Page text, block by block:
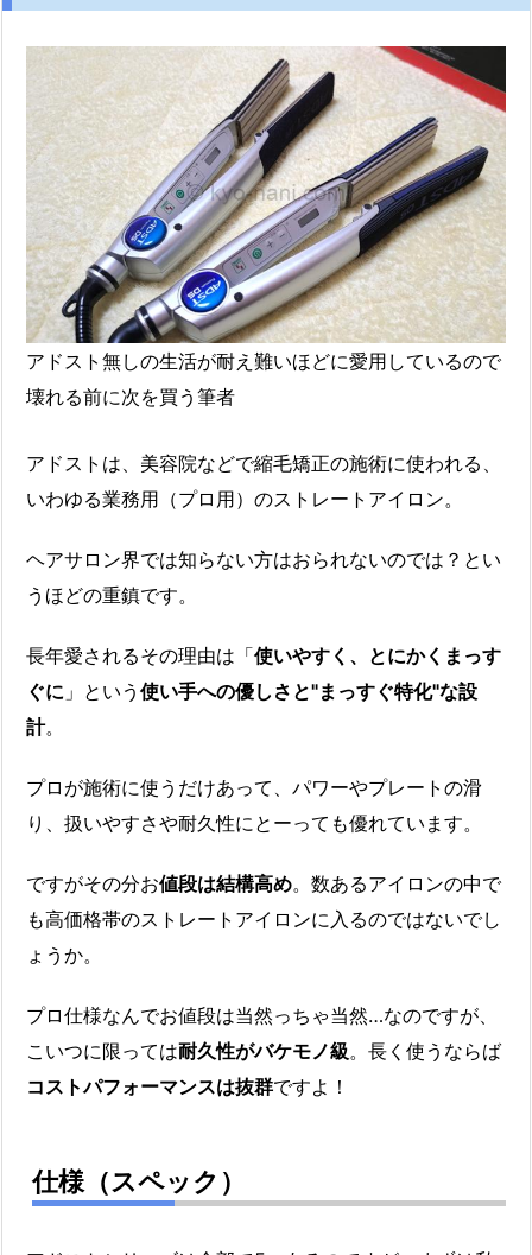
アドスト無しの生活が耐え難いほどに愛用しているので
壊れる前に次を買う筆者
アドストは、美容院などで縮毛矯正の施術に使われる、
いわゆる業務用（プロ用）のストレートアイロン。
ヘアサロン界では知らない方はおられないのでは？とい
うほどの重鎮です。
長年愛されるその理由は「使いやすく、とにかくまっす
ぐに 」という 使い手への優しさと"まっすぐ特化"な設
計。
プロが施術に使うだけあって、パワーやプレートの滑
り、扱いやすさや耐久性にとーっても優れています。
ですがその分お値段は結構高め。数あるアイロンの中で
も高価格帯のストレートアイロンに入るのではないでし
ょうか。
プロ仕様なんでお値段は当然っちゃ当然…なのですが、
こいつに限っては耐久性がバケモノ級。長く使うならば
コストパフォーマンスは抜群ですよ！
仕様（スペック）